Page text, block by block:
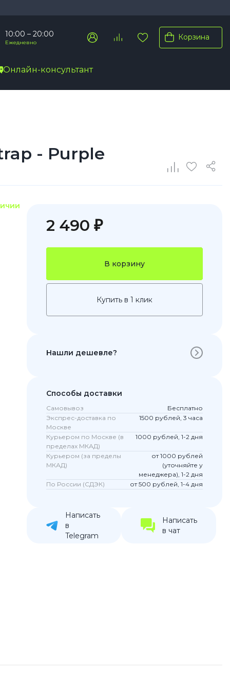
10:00 – 20:00
Ежедневно
Корзина
Онлайн-консультант
- Purple
2 490 ₽
В корзину
Купить в 1 клик
Нашли дешевле?
Способы доставки
Самовывоз
Бесплатно
Экспрес-доставка по
Москве
1500 рублей, 3 часа
Курьером по Москве (в
пределах МКАД)
1000 рублей, 1-2 дня
Курьером (за пределы
МКАД)
от 1000 рублей
(уточняйте у
менеджера), 1-2 дня
По России (СДЭК)
от 500 рублей, 1-4 дня
Написать
в
Telegram
Написать
в чат